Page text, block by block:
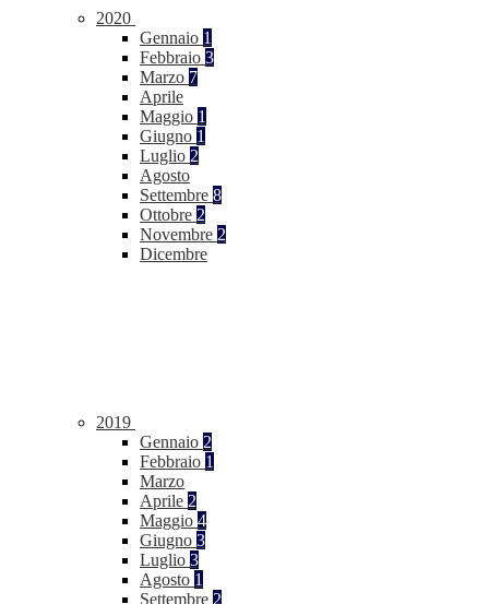
2020
Gennaio 1
Febbraio 3
Marzo 7
Aprile
Maggio 1
Giugno 1
Luglio 2
Agosto
Settembre 8
Ottobre 2
Novembre 2
Dicembre
2019
Gennaio 2
Febbraio 1
Marzo
Aprile 2
Maggio 4
Giugno 3
Luglio 3
Agosto 1
Settembre 2